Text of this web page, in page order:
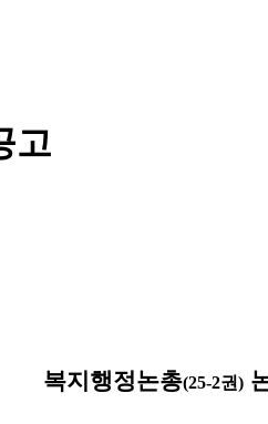
고
복지행정논총(25-2권)